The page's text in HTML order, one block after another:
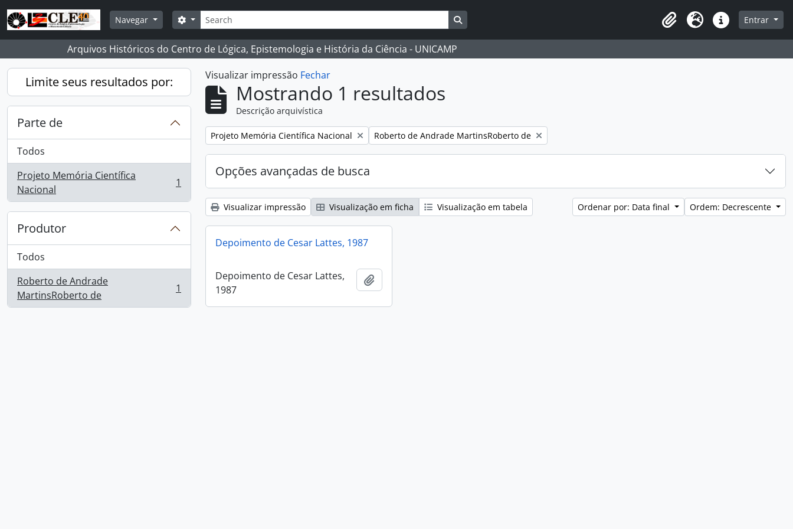
Skip to main content
Navegar
Buscar
Opções de busca
Clipboard
Idioma Atalhos Entrar
Arquivos Históricos do Centro de Lógica, Epistemologia e História da Ciência - UNICAMP
Limite seus resultados por:
Parte de
Todos
Projeto Memória Científica
Nacional
, 1 resultados 1
Produtor
Todos
Roberto de Andrade
MartinsRoberto de
, 1 resultados 1
Visualizar impressão Fechar
Mostrando 1 resultados
Descrição arquivística
Remover filtro:
Projeto Memória Científica Nacional Remover filtro:
Roberto de Andrade MartinsRoberto de
Opções avançadas de busca
Visualizar impressão Visualização em ficha Visualização em tabela Ordenar por: Data final Ordem: Decrescente
Depoimento de Cesar Lattes, 1987
Depoimento de Cesar Lattes,
1987